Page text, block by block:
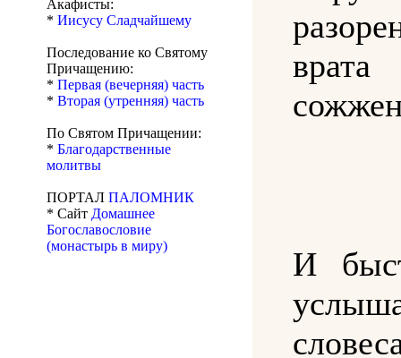
Акафисты:
* Иисусу Сладчайшему
Последование ко Святому
Причащению:
* Первая (вечерняя) часть
* Вторая (утренняя) часть
По Святом Причащении:
* Благодарственные
молитвы
ПОРТАЛ ПАЛОМНИК
* Сайт Домашнее
Богославословие
(монастырь в миру)
И